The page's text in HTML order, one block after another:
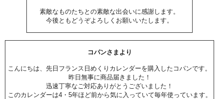
素敵なものたちとの素敵な出会いに感謝します。
今後ともどうぞよろしくお願いいたします。
コパンさまより
こんにちは、先日フランス日めくりカレンダーを購入したコパンです。
昨日無事に商品届きました！
迅速丁寧なご対応ありがとうございました！
このカレンダーは4・5年ほど前から気に入っていて毎年使っています。